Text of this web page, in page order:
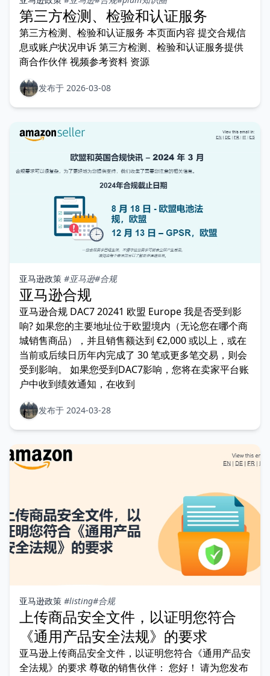
第三方检测、检验和认证服务
第三方检测、检验和认证服务 本页面内容 提交合规信
息或账户状况申诉 第三方检测、检验和认证服务提供
商合作伙伴 视频参考资料 资源
发布于 2026-03-08
亚马逊政策 #亚马逊#合规
亚马逊合规
亚马逊合规 DAC7 20241 欧盟 Europe 我是否受到影
响? 如果您的主要地址位于欧盟境内（无论您在哪个商
城销售商品），并且销售额达到 €2,000 或以上，或在
当前或后续日历年内完成了 30 笔或更多笔交易，则会
受到影响。 如果您受到DAC7影响，您将在卖家平台账
户中收到绩效通知，在收到
发布于 2024-03-28
亚马逊政策 #listing#合规
上传商品安全文件，以证明您符合
《通用产品安全法规》的要求
亚马逊上传商品安全文件，以证明您符合《通用产品安
全法规》的要求 尊敬的销售伙伴： 您好！ 请为您发布